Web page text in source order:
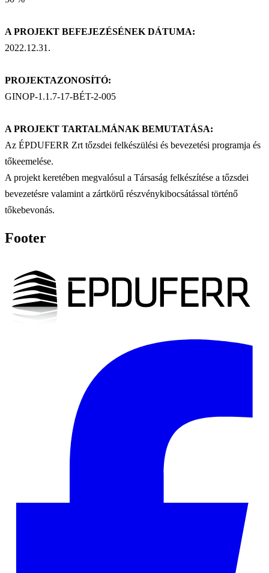
A PROJEKT BEFEJEZÉSÉNEK DÁTUMA:
2022.12.31.
PROJEKTAZONOSÍTÓ:
GINOP-1.1.7-17-BÉT-2-005
A PROJEKT TARTALMÁNAK BEMUTATÁSA:
Az ÉPDUFERR Zrt tőzsdei felkészülési és bevezetési programja és
tőkeemelése.
A projekt keretében megvalósul a Társaság felkészítése a tőzsdei
bevezetésre valamint a zártkörű részvénykibocsátással történő
tőkebevonás.
Footer